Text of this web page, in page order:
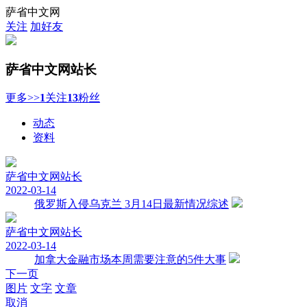
萨省中文网
关注 加好友
萨省中文网站长
更多>>1关注13粉丝
动态
资料
萨省中文网站长
2022-03-14
俄罗斯入侵乌克兰 3月14日最新情况综述
萨省中文网站长
2022-03-14
加拿大金融市场本周需要注意的5件大事
下一页
图片 文字 文章
取消